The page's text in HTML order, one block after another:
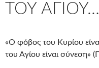
ΤΟΥ ΑΓΊΟΥ…
«Ο φόβος του Κυρίου
του Αγίου είναι σύνεση»